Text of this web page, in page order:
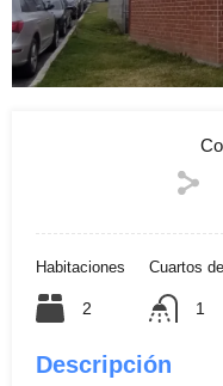
Habitaciones
2
Cuartos
1
Descripción